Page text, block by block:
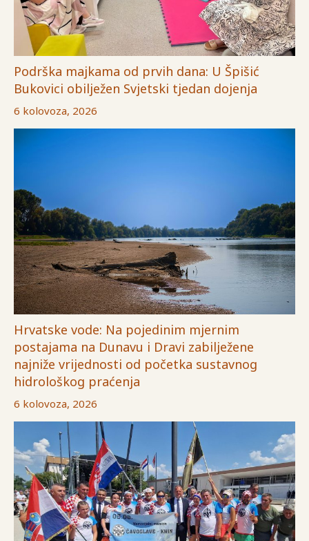
Podrška majkama od prvih dana: U Špišić
Bukovici obilježen Svjetski tjedan dojenja
6 kolovoza, 2026
Hrvatske vode: Na pojedinim mjernim
postajama na Dunavu i Dravi zabilježene
najniže vrijednosti od početka sustavnog
hidrološkog praćenja
6 kolovoza, 2026